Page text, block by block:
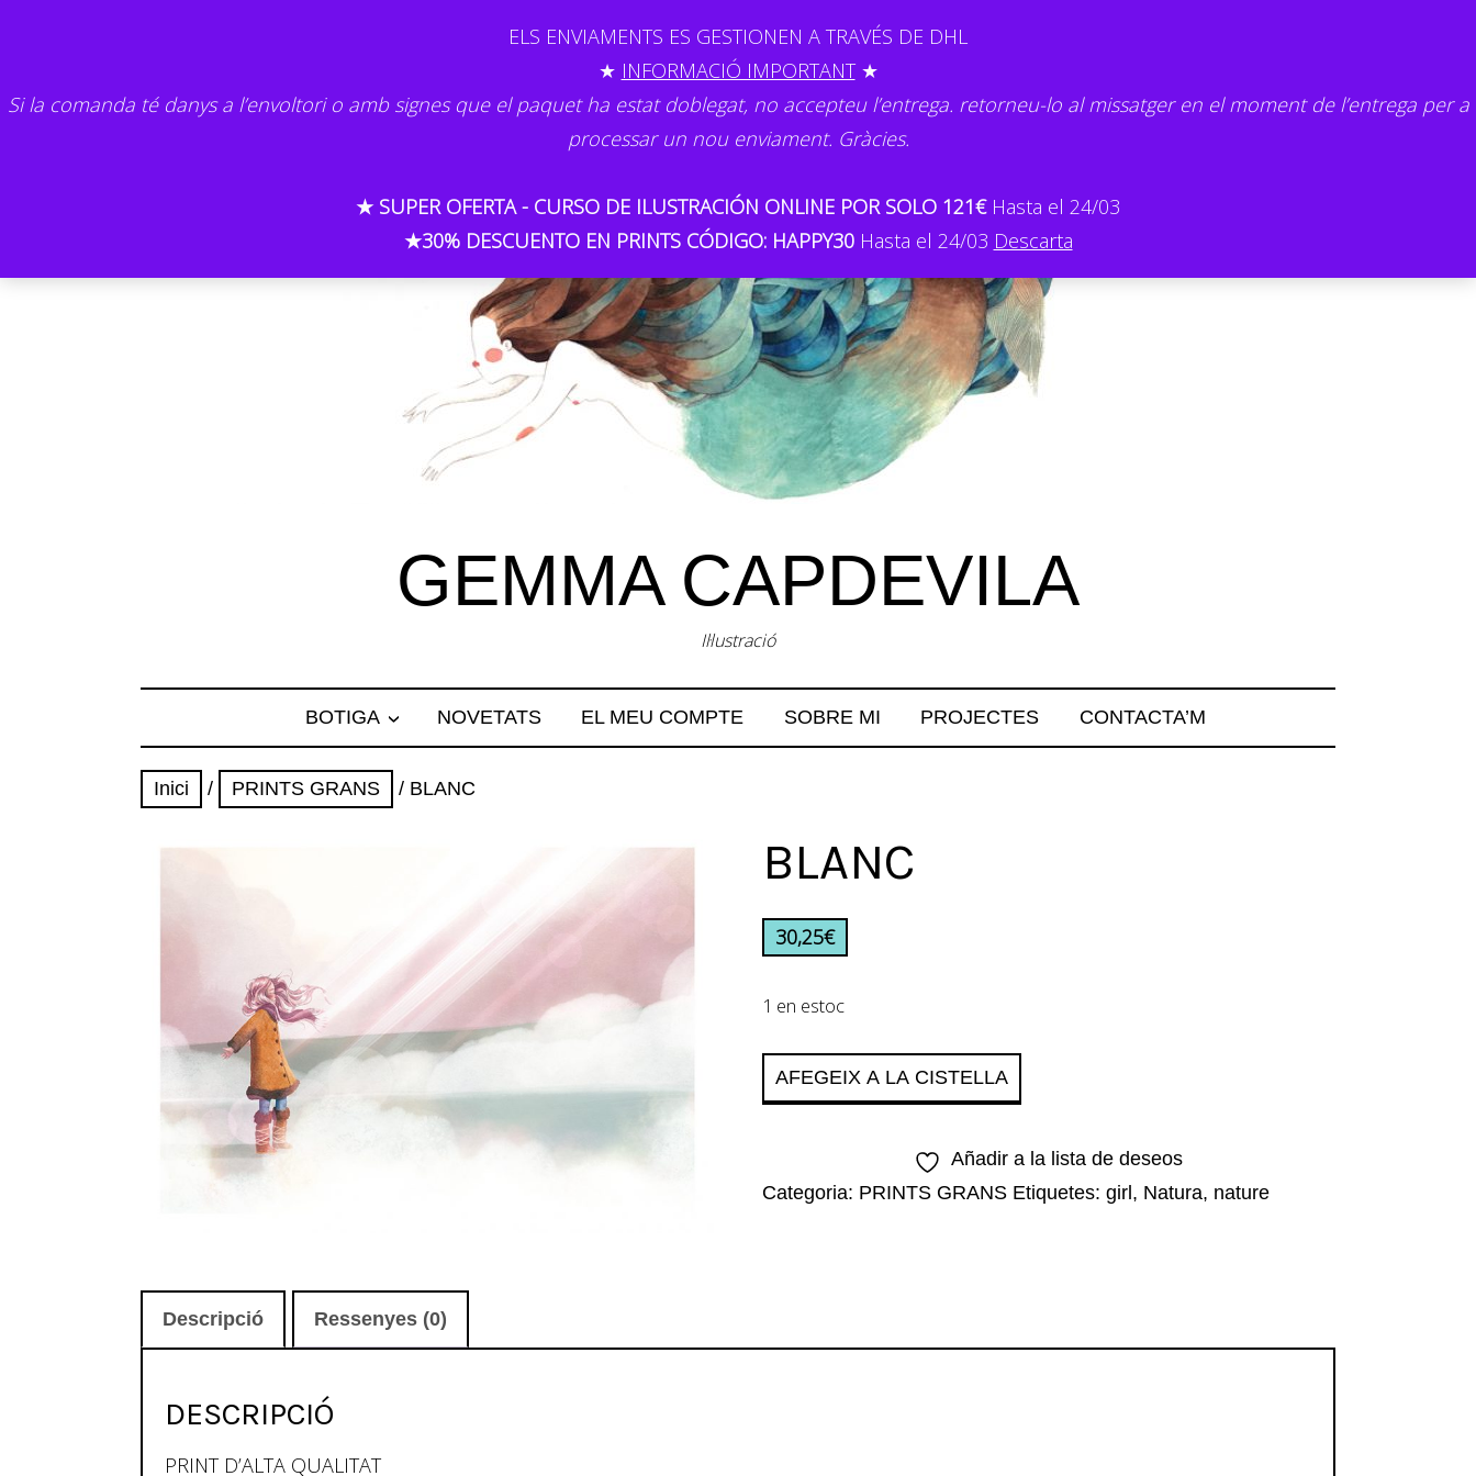
GEMMA CAPDEVILA
Il·lustració
BOTIGA NOVETATS EL MEU COMPTE SOBRE MI PROJECTES CONTACTA’M
Inici / PRINTS GRANS / BLANC
BLANC
30,25€
1 en estoc
quantitat
de
AFEGEIX A LA CISTELLA
Añadir a la lista de deseos
Categoria: PRINTS GRANS Etiquetes: girl , Natura, nature
Descripció Ressenyes (0)
DESCRIPCIÓ
PRINT D’ALTA QUALITAT
ELS ENVIAMENTS ES GESTIONEN A TRAVÉS DE DHL
★ INFORMACIÓ IMPORTANT★
Si la comanda té danys a l’envoltori o amb signes que el paquet ha estat doblegat, no accepteu l’entrega. retorneu-lo al missatger en el moment de l’entrega per a
processar un nou enviament. Gràcies.
★ SUPER OFERTA - CURSO DE ILUSTRACIÓN ONLINE POR SOLO 121€ Hasta el 24/03
★30% DESCUENTO EN PRINTS CÓDIGO: HAPPY30 Hasta el 24/03 Descarta